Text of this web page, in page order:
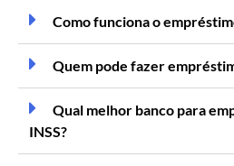
Como funciona o
Quem pode fazer
Qual melhor banco para
INSS?